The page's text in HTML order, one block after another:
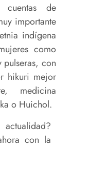
de
importante
indígena
como
pulseras, con
hikuri mejor
medicina
o Huichol.
con la